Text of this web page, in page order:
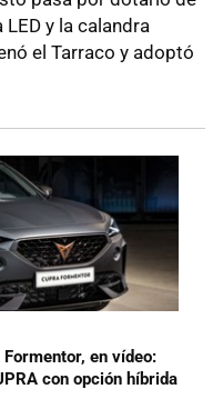
y la calandra
el Tarraco y adoptó
en vídeo:
con opción híbrida